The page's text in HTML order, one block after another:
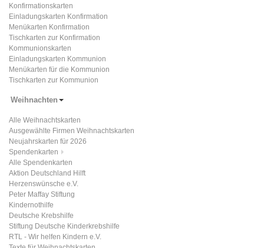
Konfirmationskarten
Einladungskarten Konfirmation
Menükarten Konfirmation
Tischkarten zur Konfirmation
Kommunionskarten
Einladungskarten Kommunion
Menükarten für die Kommunion
Tischkarten zur Kommunion
Weihnachten
Alle Weihnachtskarten
Ausgewählte Firmen Weihnachtskarten
Neujahrskarten für 2026
Spendenkarten
Alle Spendenkarten
Aktion Deutschland Hilft
Herzenswünsche e.V.
Peter Maffay Stiftung
Kindernothilfe
Deutsche Krebshilfe
Stiftung Deutsche Kinderkrebshilfe
RTL - Wir helfen Kindern e.V.